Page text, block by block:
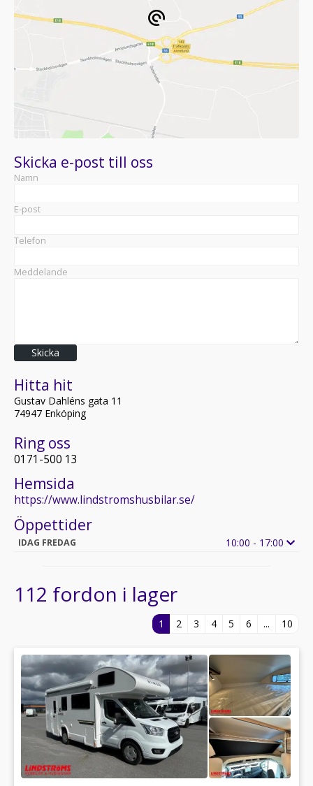
Skicka e-post till oss
Namn
E-post
Telefon
Meddelande
Skicka
Hitta hit
Gustav Dahléns gata 11
74947 Enköping
Ring oss
0171-500 13
Hemsida
https://www.lindstromshusbilar.se/
Öppettider
IDAG FREDAG 10:00 - 17:00
112 fordon i lager
1 2 3 4 5 6 ... 10